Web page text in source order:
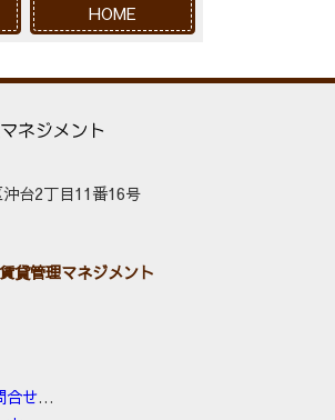
HOME
台2丁目11番16号
貸管理マネジメント
窓口